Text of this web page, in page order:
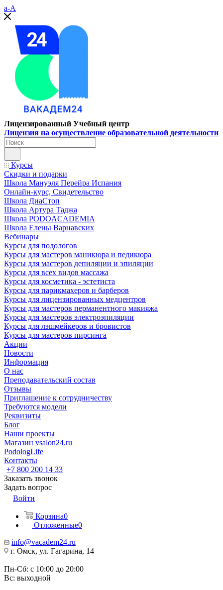
a-A
Лицензированный Учебный центр
Лицензия на осуществление образовательной деятельности
Курсы
Скидки и подарки
Школа Мануэля Перейра Испания
Онлайн-курс, Свидетельство
Школа ДиаСтоп
Школа Артура Таджа
Школа PODOACADEMIA
Школа Елены Варнавских
Вебинары
Курсы для подологов
Курсы для мастеров маникюра и педикюра
Курсы для мастеров депиляции и эпиляции
Курсы для всех видов массажа
Курсы для косметика - эстетиста
Курсы для парикмахеров и барберов
Курсы для лицензированных медцентров
Курсы для мастеров перманентного макияжа
Курсы для мастеров электроэпиляции
Курсы для лэшмейкеров и бровистов
Курсы для мастеров пирсинга
Акции
Новости
Информация
О нас
Преподавательский состав
Отзывы
Приглашение к сотрудничеству
Требуются модели
Реквизиты
Блог
Наши проекты
Магазин vsalon24.ru
PodologLife
Контакты
+7 800 200 14 33
Заказать звонок
Задать вопрос
Войти
Корзина0
Отложенные0
info@vacadem24.ru
г. Омск, ул. Гагарина, 14
Пн-Сб: с 10:00 до 20:00
Вс: выходной